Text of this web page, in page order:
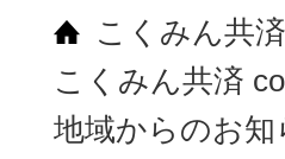
こくみん共
こくみん共済
地域からのお知